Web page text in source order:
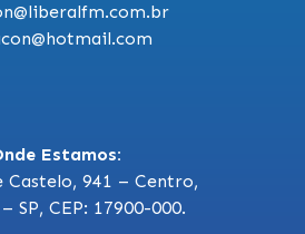
Estamos:
Castelo, 941 – Centro,
SP, CEP: 17900-000.